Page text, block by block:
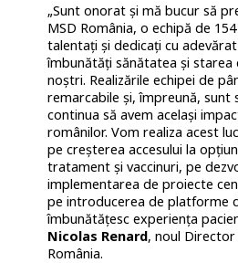
„Sunt onorat și mă bucur să
MSD România, o echipă de
talentați și dedicați cu
îmbunătăți sănătatea și starea
noștri. Realizările echipei de
remarcabile și, împreună, sunt
continua să avem același
românilor. Vom realiza acest
pe creșterea accesului la
tratament și vaccinuri, pe
implementarea de proiecte
pe introducerea de platforme
îmbunătățesc experiența
Nicolas Renard, noul Director
România.